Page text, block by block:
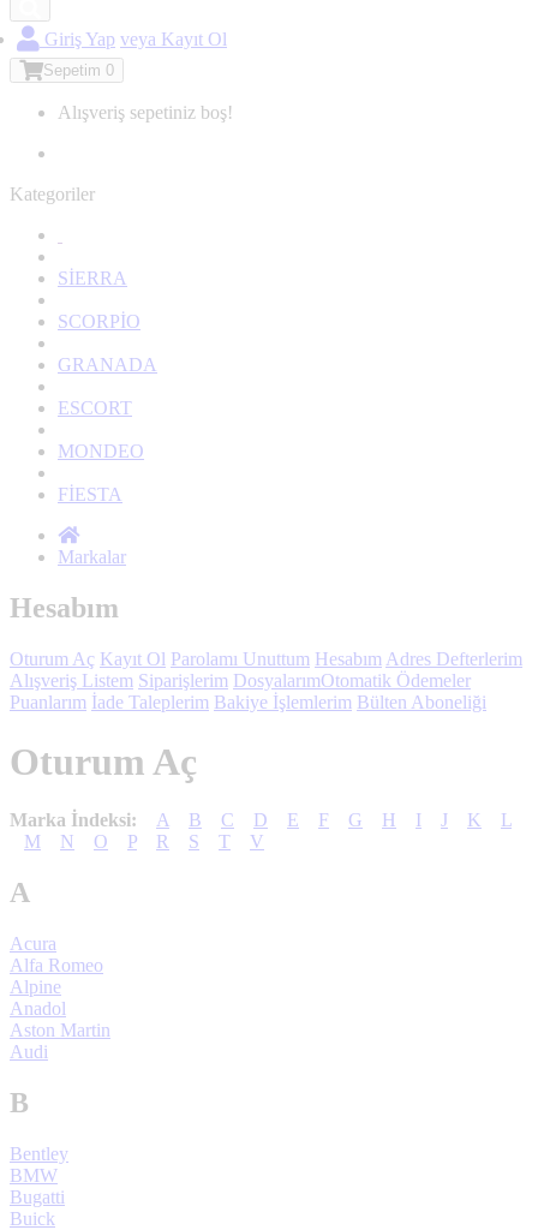
Giriş Yap veya Kayıt Ol
Sepetim 0
Alışveriş sepetiniz boş!
Kategoriler
SİERRA
SCORPİO
GRANADA
ESCORT
MONDEO
FİESTA
Markalar
Hesabım
Oturum Aç Kayıt Ol Parolamı Unuttum Hesabım Adres Defterlerim
Alışveriş Listem Siparişlerim DosyalarımOtomatik Ödemeler
Puanlarım İade Taleplerim Bakiye İşlemlerim Bülten Aboneliği
Oturum Aç
Marka İndeksi: A B C D E F G H I J K
L
M
N O P R S T V
A
Acura
Alfa Romeo
Alpine
Anadol
Aston Martin
Audi
B
Bentley
BMW
Bugatti
Buick